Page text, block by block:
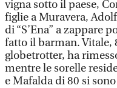
vigna sotto il paese,
figlie a Muravera,
di “S’Ena” a zappare
fatto il barman. Vitale,
globetrotter, ha
mentre le sorelle
e Mafalda di 80 si